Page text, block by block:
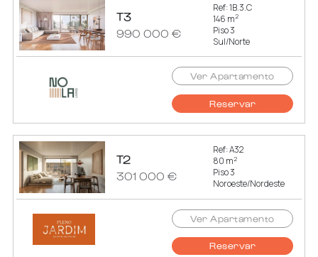
T3
990 000 €
Ref: 1B.3.C
146 m2
Piso 3
Sul/Norte
Ver Apartamento
Reservar
T2
301 000 €
Ref: A32
80 m2
Piso 3
Noroeste/Nordeste
Ver Apartamento
Reservar